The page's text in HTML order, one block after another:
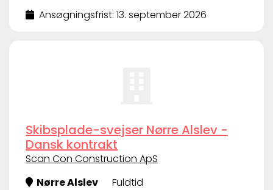
Ansøgningsfrist: 13. september 2026
Skibsplade-svejser Nørre Alslev -
Dansk kontrakt
Scan Con Construction ApS
Nørre Alslev
Fuldtid